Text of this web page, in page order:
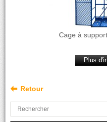
Cage à
Plus
Retour